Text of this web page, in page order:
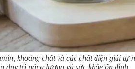
khoáng chất và các chất điện giải tự
duy trì năng lượng và sức khỏe ổn định.